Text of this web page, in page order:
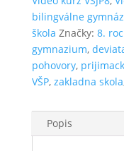
z
VŠJP8
bilingválne
škola Značky: 8.
gymnazium,
pohovory,
VŠP, zakladna skola
Popis